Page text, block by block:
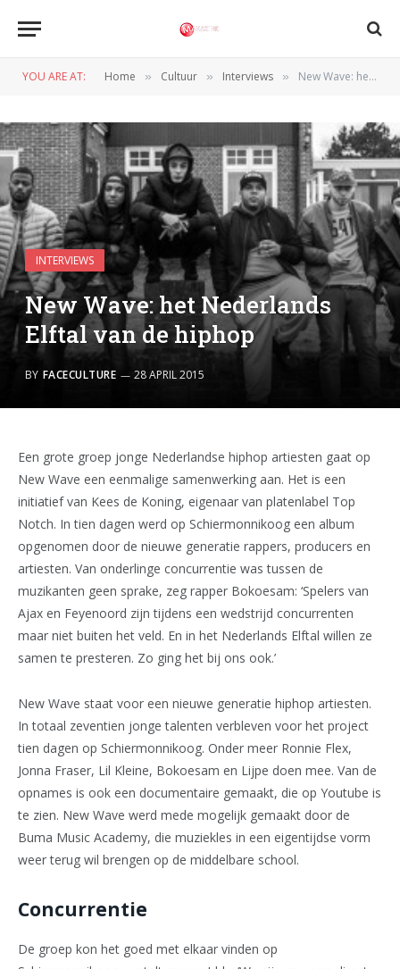
YOU ARE AT: Home » Cultuur » Interviews » New Wave: het Nederlands Elftal van de hiphop
INTERVIEWS
New Wave: het Nederlands
Elftal van de hiphop
BY FACECULTURE 28 APRIL 2015
Een grote groep jonge Nederlandse hiphop artiesten gaat op
New Wave een eenmalige samenwerking aan. Het is een
initiatief van Kees de Koning, eigenaar van platenlabel Top
Notch. In tien dagen werd op Schiermonnikoog een album
opgenomen door de nieuwe generatie rappers, producers en
artiesten. Van onderlinge concurrentie was tussen de
muzikanten geen sprake, zeg rapper Bokoesam: ‘Spelers van
Ajax en Feyenoord zijn tijdens een wedstrijd concurrenten
maar niet buiten het veld. En in het Nederlands Elftal willen ze
samen te presteren. Zo ging het bij ons ook.’
New Wave staat voor een nieuwe generatie hiphop artiesten.
In totaal zeventien jonge talenten verbleven voor het project
tien dagen op Schiermonnikoog. Onder meer Ronnie Flex,
Jonna Fraser, Lil Kleine, Bokoesam en Lijpe doen mee. Van de
opnames is ook een documentaire gemaakt, die op Youtube is
te zien. New Wave werd mede mogelijk gemaakt door de
Buma Music Academy, die muziekles in een eigentijdse vorm
weer terug wil brengen op de middelbare school.
Concurrentie
De groep kon het goed met elkaar vinden op